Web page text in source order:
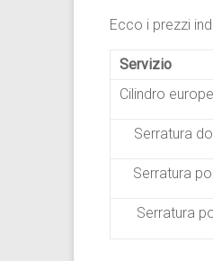
Ecco i prezzi
Servizio
Cilindro
Serratura
Serratura
Serratura